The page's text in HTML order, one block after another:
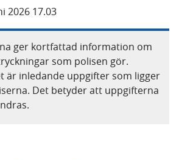
2026 17.03
ger kortfattad information om
som polisen gör.
är inledande uppgifter som ligger
Det betyder att uppgifterna